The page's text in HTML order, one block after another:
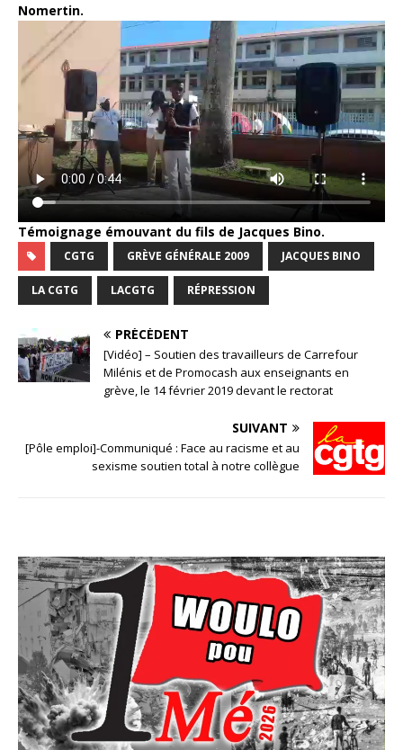
Nomertin.
Témoignage émouvant du fils de Jacques Bino.
CGTG GRÈVE GÉNÉRALE 2009 JACQUES BINO
LA CGTG LACGTG RÉPRESSION
PRÉCÉDENT
[Vidéo] – Soutien des travailleurs de Carrefour
Milénis et de Promocash aux enseignants en
grève, le 14 février 2019 devant le rectorat
SUIVANT
[Pôle emploi]-Communiqué : Face au racisme et au
sexisme soutien total à notre collègue